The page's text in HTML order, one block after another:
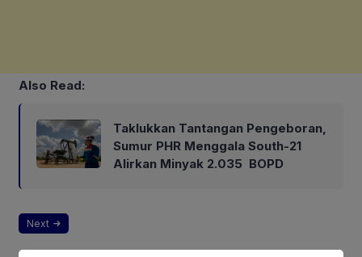
Also Read:
Taklukkan Tantangan Pengeboran,
Sumur PHR Menggala South-21
Alirkan Minyak 2.035 BOPD
Next